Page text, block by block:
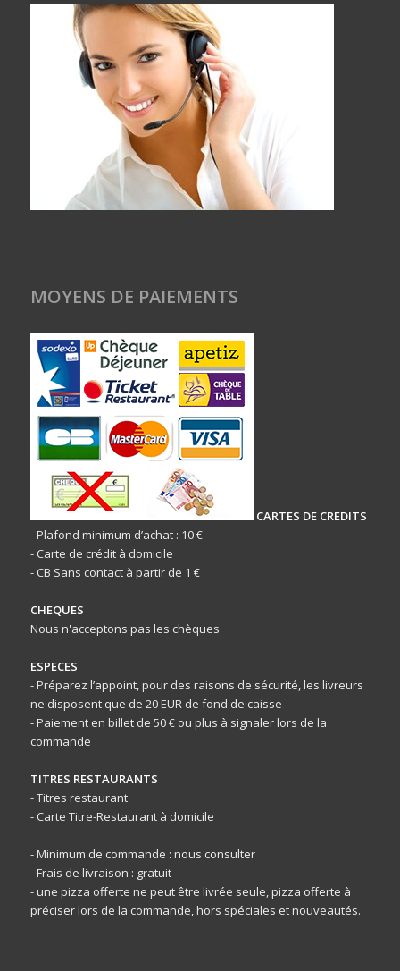
MOYENS DE PAIEMENTS
CARTES DE CREDITS
- Plafond minimum d’achat : 10 €
- Carte de crédit à domicile
- CB Sans contact à partir de 1 €
CHEQUES
Nous n'acceptons pas les chèques
ESPECES
- Préparez l’appoint, pour des raisons de sécurité, les livreurs
ne disposent que de 20 EUR de fond de caisse
- Paiement en billet de 50 € ou plus à signaler lors de la
commande
TITRES RESTAURANTS
- Titres restaurant
- Carte Titre-Restaurant à domicile
- Minimum de commande : nous consulter
- Frais de livraison : gratuit
- une pizza offerte ne peut être livrée seule, pizza offerte à
préciser lors de la commande, hors spéciales et nouveautés.